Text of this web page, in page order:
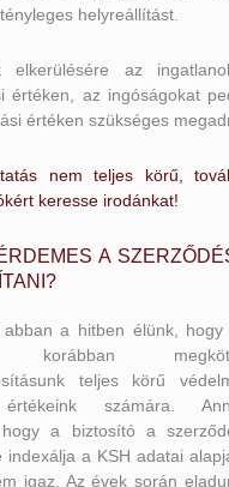
helyreállítást.
elkerülésére az
értéken, az ingóságokat
értéken szükséges
nem teljes körű,
keresse irodánkat!
A
abban a hitben élünk, hogy
korábban
teljes körű
számára.
a biztosító a
indexálja a KSH adatai
igaz. Az évek során